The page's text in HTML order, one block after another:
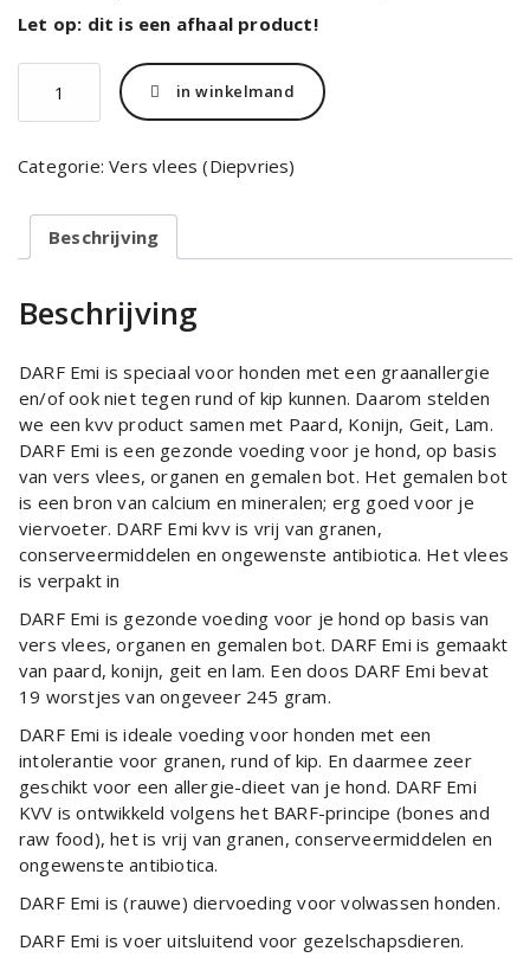
Let op: dit is een afhaal product!
19
245
aantal
in winkelmand
Categorie:Vers vlees (Diepvries)
Beschrijving
Beschrijving
DARF Emi is speciaal voor honden met een graanallergie
en/of ook niet tegen rund of kip kunnen. Daarom stelden
we een kvv product samen met Paard, Konijn, Geit, Lam.
DARF Emi is een gezonde voeding voor je hond, op basis
van vers vlees, organen en gemalen bot. Het gemalen bot
is een bron van calcium en mineralen; erg goed voor je
viervoeter. DARF Emi kvv is vrij van granen,
conserveermiddelen en ongewenste antibiotica. Het vlees
is verpakt in
DARF Emi is gezonde voeding voor je hond op basis van
vers vlees, organen en gemalen bot. DARF Emi is gemaakt
van paard, konijn, geit en lam. Een doos DARF Emi bevat
19 worstjes van ongeveer 245 gram.
DARF Emi is ideale voeding voor honden met een
intolerantie voor granen, rund of kip. En daarmee zeer
geschikt voor een allergie-dieet van je hond. DARF Emi
KVV is ontwikkeld volgens het BARF-principe (bones and
raw food), het is vrij van granen, conserveermiddelen en
ongewenste antibiotica.
DARF Emi is (rauwe) diervoeding voor volwassen honden.
DARF Emi is voer uitsluitend voor gezelschapsdieren.